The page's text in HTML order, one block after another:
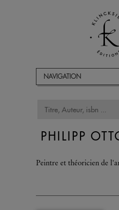
NAVIGATION
PHILIPP
Peintre et théoricien de